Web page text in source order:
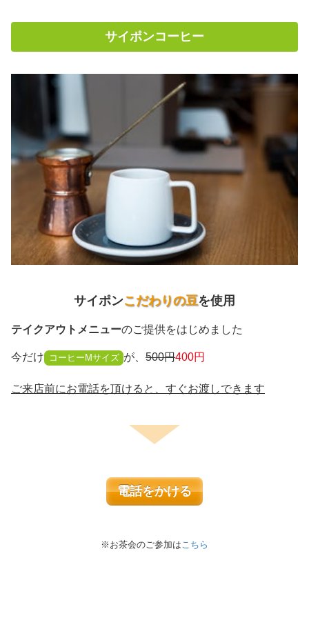
サイポンコーヒー
サイポンこだわりの豆を使用
テイクアウトメニューのご提供をはじめました
今だけ コーヒーMサイズ が、500円400円
ご来店前にお電話を頂けると、すぐお渡しできます
電話をかける
※お茶会のご参加はこちら